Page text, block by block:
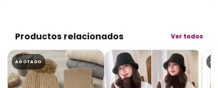
Productos relacionados Ver todos
AGOTADO